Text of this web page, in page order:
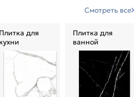
Смотреть все
Плитка для
кухни
Плитка для
ванной